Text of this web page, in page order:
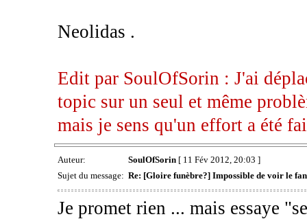
Neolidas .
Edit par SoulOfSorin : J'ai
topic sur un seul et même
mais je sens qu'un effort a été
Auteur: SoulOfSorin[ 11 Fév 2012, 20:03 ]
Sujet du message: Re: [Gloire funèbre?] Impossible de voir le
Je promet rien ... mais essaye